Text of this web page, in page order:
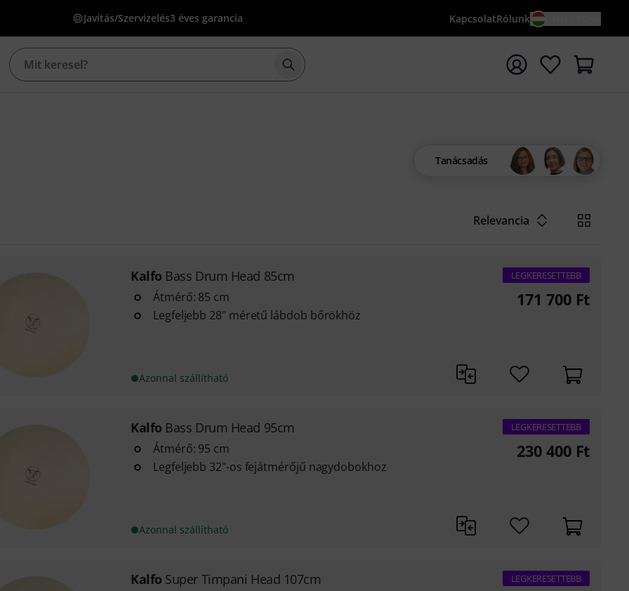
Javítás/Szervizelés3 éves garancia KapcsolatRólunk
Keresés indítása {searchTerm} keresőszóval
Tanácsadás
Relevancia
Kalfo Bass Drum Head 85cm
Átmérő: 85 cm
Legfeljebb 28" méretű lábdob bőrökhöz
Azonnal szállítható
LEGKERESETTEBB
171 700 Ft
Kalfo Bass Drum Head 95cm
Átmérő: 95 cm
Legfeljebb 32"-os fejátmérőjű nagydobokhoz
Azonnal szállítható
LEGKERESETTEBB
230 400 Ft
Kalfo Super Timpani Head 107cm LEGKERESETTEBB